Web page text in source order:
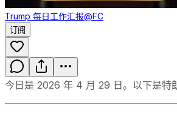
Trump 每日工作汇报@FC
订阅
今日是 2026 年 4 月 29 日。以下是特